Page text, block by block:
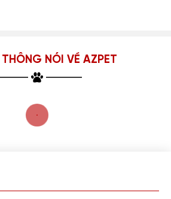
THÔNG NÓI VỀ AZPET